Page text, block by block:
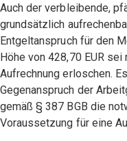
Auch der verbleibende,
grundsätzlich
Entgeltanspruch für den
Höhe von 428,70 EUR sei
Aufrechnung erloschen.
Gegenanspruch der
gemäß § 387 BGB die
Voraussetzung für eine